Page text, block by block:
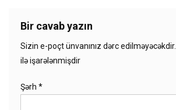
Bir cavab yazın
Sizin e-poçt ünvanınız dərc edilməyəcəkdir.
ilə işarələnmişdir
Şərh *